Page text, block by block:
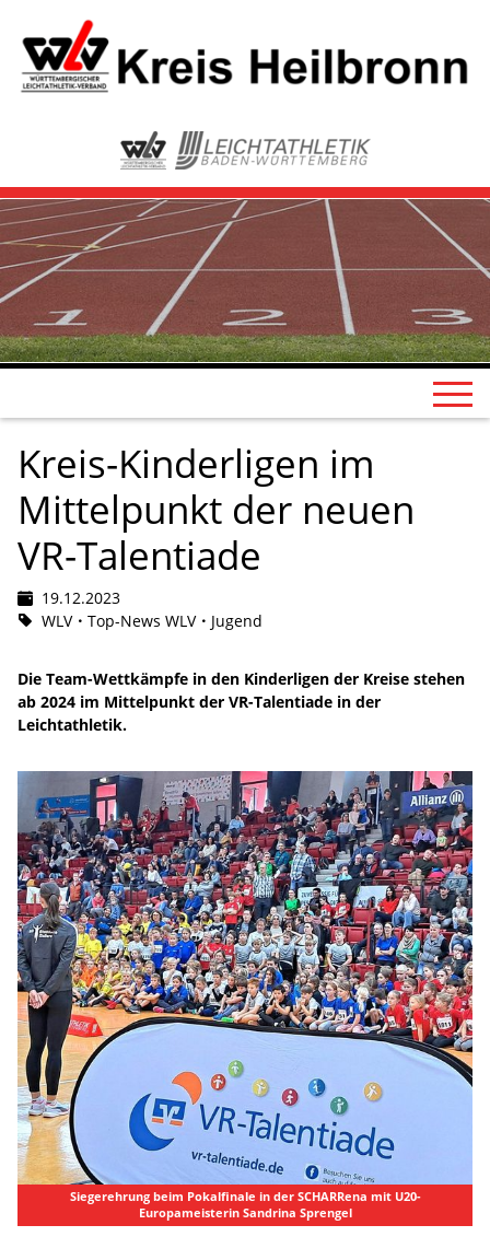
Kreis-Kinderligen im
Mittelpunkt der neuen
VR-Talentiade
19.12.2023
WLV
Top-News WLV Jugend
Die Team-Wettkämpfe in den Kinderligen der Kreise stehen
ab 2024 im Mittelpunkt der VR-Talentiade in der
Leichtathletik.
Siegerehrung beim Pokalfinale in der SCHARRena mit U20-
Europameisterin Sandrina Sprengel